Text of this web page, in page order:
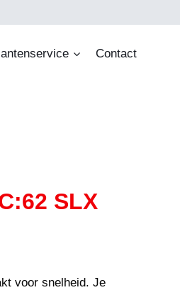
Contact
SLX
voor snelheid. Je